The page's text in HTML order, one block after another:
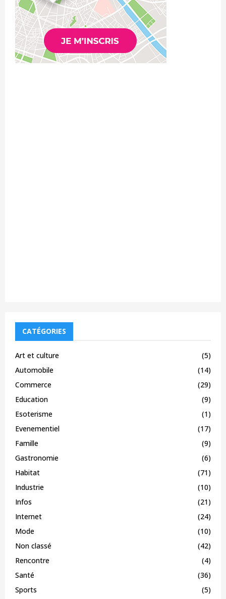
CATÉGORIES
Art et culture
(5)
Automobile
(14)
Commerce
(29)
Education
(9)
Esoterisme
(1)
Evenementiel
(17)
Famille
(9)
Gastronomie
(6)
Habitat
(71)
Industrie
(10)
Infos
(21)
Internet
(24)
Mode
(10)
Non classé
(42)
Rencontre
(4)
Santé
(36)
Sports
(5)